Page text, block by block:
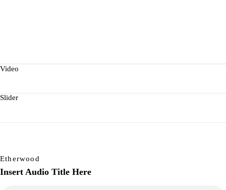
Video
Slider
Etherwood
Insert Audio Title Here